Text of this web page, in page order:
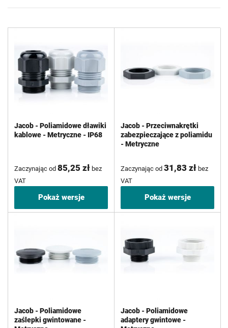
Jacob - Poliamidowe dławiki
kablowe - Metryczne - IP68
Zaczynając od 85,25 zł bez
VAT
Pokaż wersje
Jacob - Przeciwnakrętki
zabezpieczające z poliamidu
- Metryczne
Zaczynając od 31,83 zł bez
VAT
Pokaż wersje
Jacob - Poliamidowe
zaślepki gwintowane -
Jacob - Poliamidowe
adaptery gwintowe -